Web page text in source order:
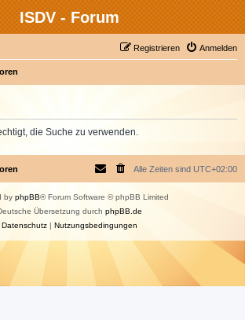
ISDV - Forum
Anmelden
Registrieren
die Suche zu verwenden.
Alle Zeiten sind UTC+02:00
by phpBB® Forum Software © phpBB Limited
Übersetzung durch phpBB.de
Datenschutz| Nutzungsbedingungen